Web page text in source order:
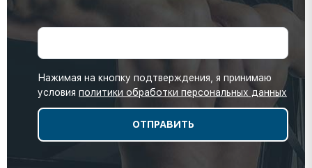
Нажимая на кнопку подтверждения, я принимаю
условия политики обработки персональных данных